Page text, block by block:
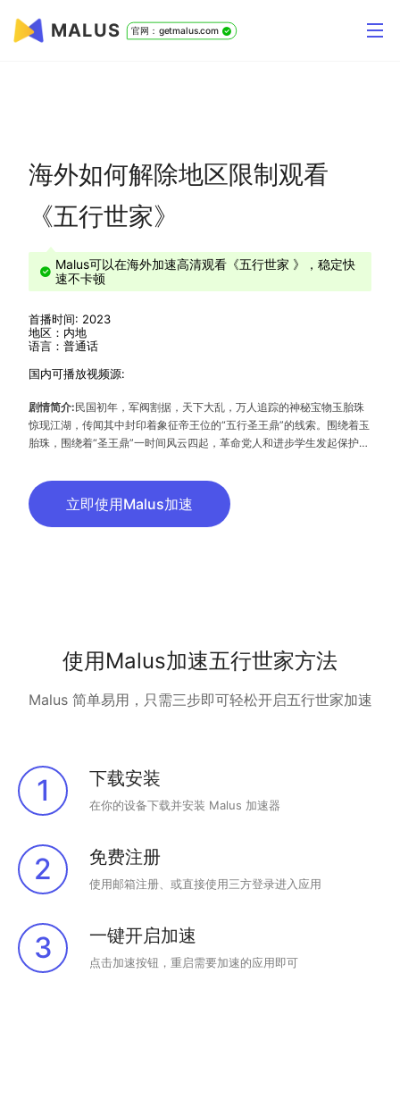
MALUS 官网：getmalus.com
海外如何解除地区限制观看
《五行世家》
Malus可以在海外加速高清观看《五行世家 》，稳定快
速不卡顿
首播时间: 2023
地区：内地
语言：普通话
国内可播放视频源:
剧情简介:民国初年，军阀割据，天下大乱，万人追踪的神秘宝物玉胎珠
惊现江湖，传闻其中封印着象征帝王位的“五行圣王鼎”的线索。围绕着玉
胎珠，围绕着“圣王鼎”一时间风云四起，革命党人和进步学生发起保护国
的张四爷和盗抢中国国宝的日本黑龙会。火小邪阴差阳错卷入其中，一路
保护国宝，各种艰难险阻，各种险象环生，他凭借自己的善良正义、聪明
机警度过一道道难关，最终整合五行世家，使五行世家成为“驱除鞑虏，
立即使用Malus加速
使用Malus加速五行世家方法
Malus 简单易用，只需三步即可轻松开启五行世家加速
1 下载安装
在你的设备下载并安装 Malus 加速器
2 免费注册
使用邮箱注册、或直接使用三方登录进入应用
3 一键开启加速
点击加速按钮，重启需要加速的应用即可